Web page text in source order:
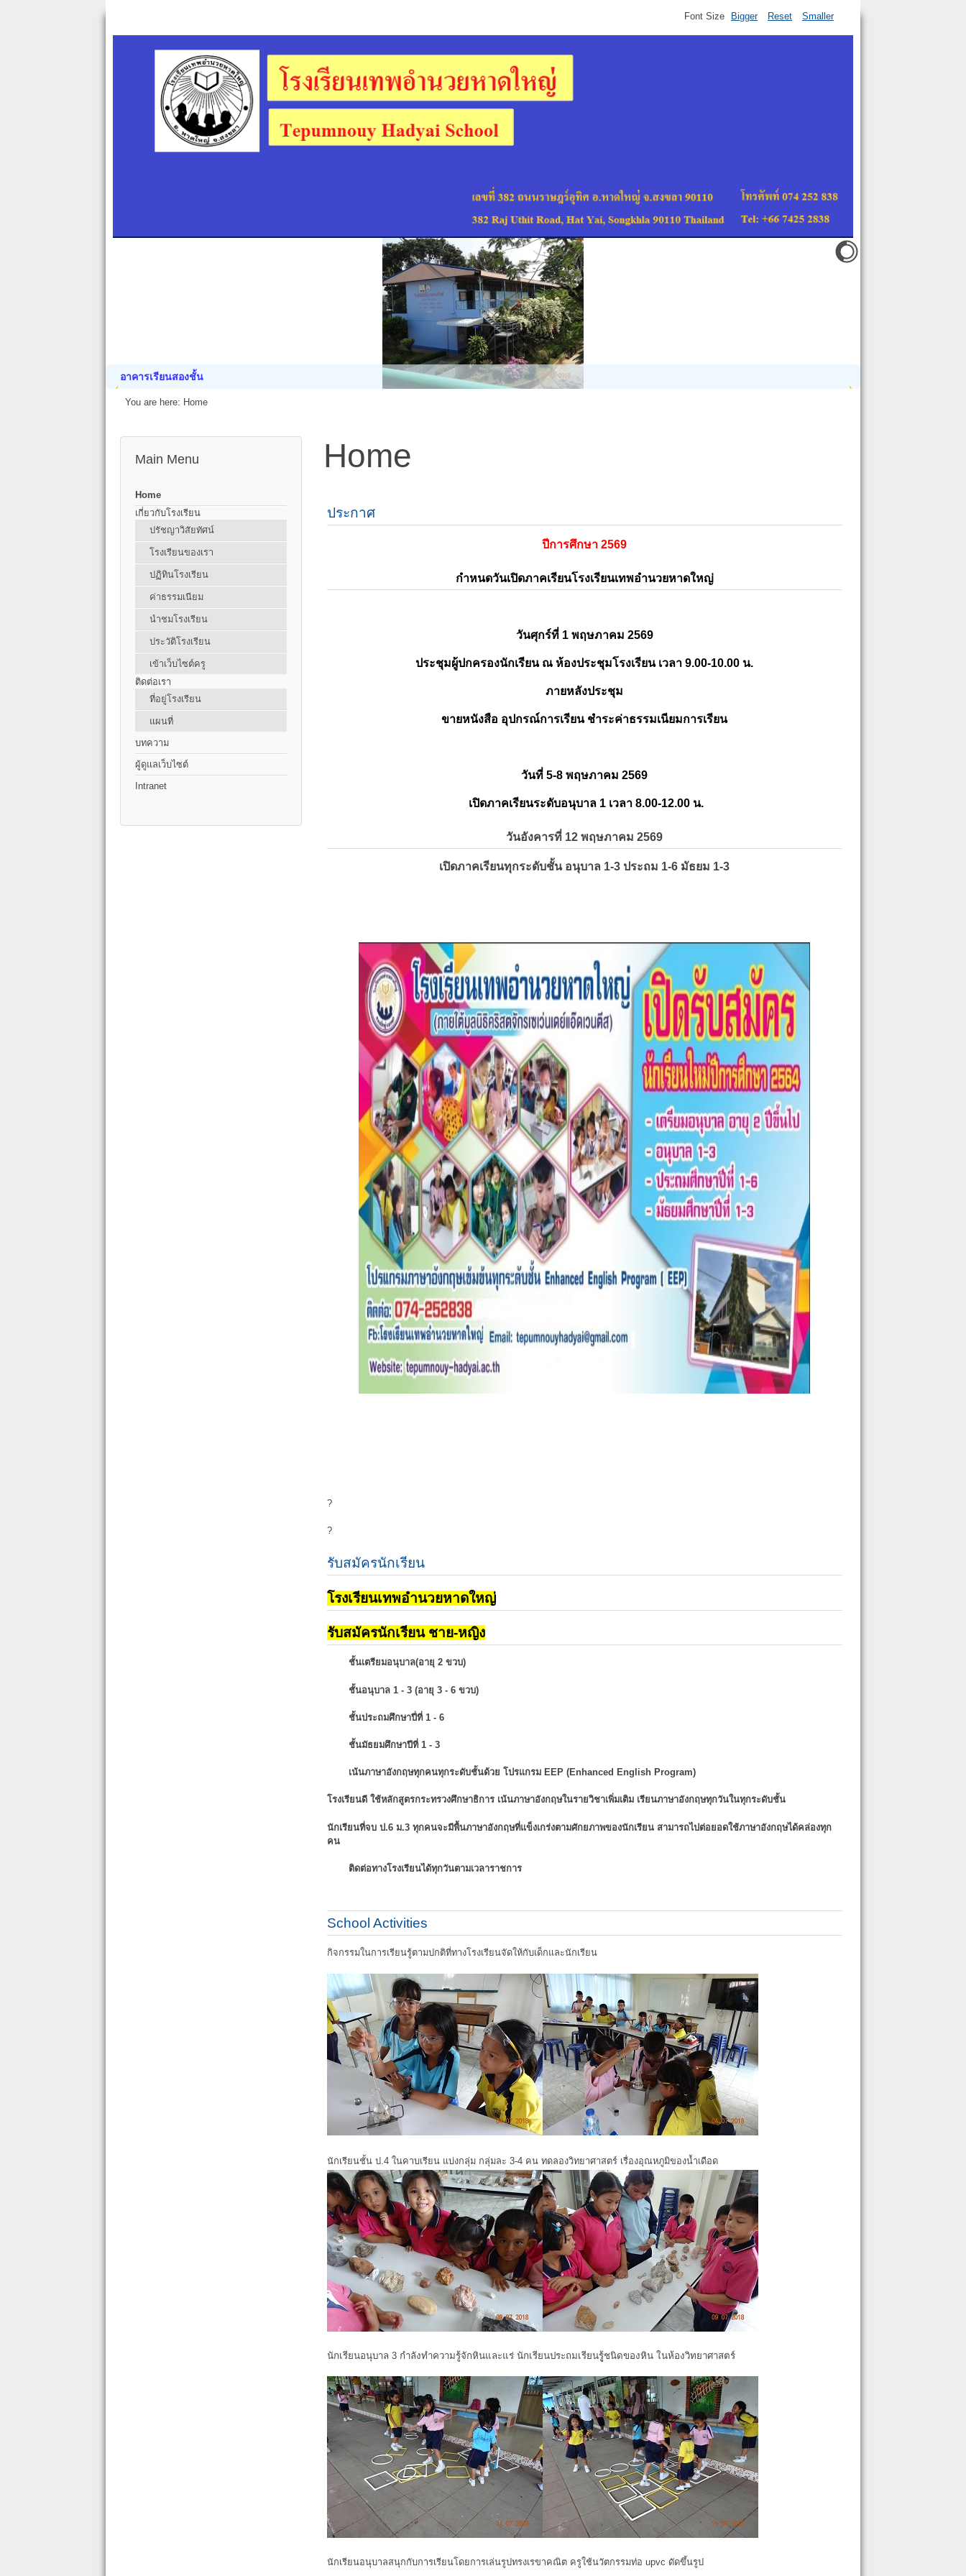
อาคารเรียนสองชั้น
Font Size Bigger Reset Smaller
You are here: Home
Main Menu
Home
เกี่ยวกับโรงเรียน
ปรัชญาวิสัยทัศน์
โรงเรียนของเรา
ปฏิทินโรงเรียน
ค่าธรรมเนียม
นำชมโรงเรียน
ประวัติโรงเรียน
เข้าเว็บไซต์ครู
ติดต่อเรา
ที่อยู่โรงเรียน
แผนที่
บทความ
ผู้ดูแลเว็บไซต์
Intranet
Home
ประกาศ
ปีการศึกษา 2569
กำหนดวันเปิดภาคเรียนโรงเรียนเทพอำนวยหาดใหญ่
วันศุกร์ที่ 1 พฤษภาคม 2569
ประชุมผู้ปกครองนักเรียน ณ ห้องประชุมโรงเรียน เวลา 9.00-10.00 น.
ภายหลังประชุม
ขายหนังสือ อุปกรณ์การเรียน ชำระค่าธรรมเนียมการเรียน
วันที่ 5-8 พฤษภาคม 2569
เปิดภาคเรียนระดับอนุบาล 1 เวลา 8.00-12.00 น.
วันอังคารที่ 12 พฤษภาคม 2569
เปิดภาคเรียนทุกระดับชั้น อนุบาล 1-3 ประถม 1-6 มัธยม 1-3
?
?
รับสมัครนักเรียน
โรงเรียนเทพอำนวยหาดใหญ่
รับสมัครนักเรียน ชาย-หญิง
ชั้นเตรียมอนุบาล(อายุ 2 ขวบ)
ชั้นอนุบาล 1 - 3 (อายุ 3 - 6 ขวบ)
ชั้นประถมศึกษาปี่ที่ 1 - 6
ชั้นมัธยมศึกษาปีที่ 1 - 3
เน้นภาษาอังกฤษทุกคนทุกระดับชั้นด้วย โปรแกรม EEP (Enhanced English Program)
โรงเรียนดี ใช้หลักสูตรกระทรวงศึกษาธิการ เน้นภาษาอังกฤษในรายวิชาเพิ่มเติม เรียนภาษาอังกฤษทุกวันในทุกระดับชั้น
นักเรียนที่จบ ป.6 ม.3 ทุกคนจะมีพื้นภาษาอังกฤษที่แข็งเกร่งตามศักยภาพของนักเรียน สามารถไปต่อยอดใช้ภาษาอังกฤษได้คล่องทุก
คน
ติดต่อทางโรงเรียนได้ทุกวันตามเวลาราชการ
School Activities
กิจกรรมในการเรียนรู้ตามปกติที่ทางโรงเรียนจัดให้กับเด็กและนักเรียน
นักเรียนชั้น ป.4 ในคาบเรียน แบ่งกลุ่ม กลุ่มละ 3-4 คน ทดลองวิทยาศาสตร์ เรื่องอุณหภูมิของน้ำเดือด
นักเรียนอนุบาล 3 กำลังทำความรู้จักหินและแร่ นักเรียนประถมเรียนรูู้ชนิดของหิน ในห้องวิทยาศาสตร์
นักเรียนอนุบาลสนุกกับการเรียนโดยการเล่นรูปทรงเรขาคณิต ครูใช้นวัตกรรมท่อ upvc ดัดขึ้นรูป